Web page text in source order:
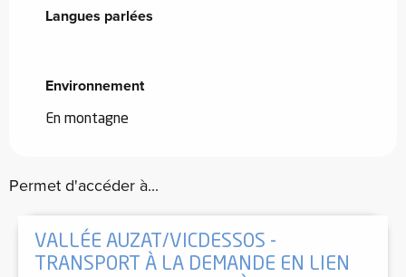
Langues parlées
Langues parlées
Environnement
Environnement
En montagne
Permet d'accéder à...
VALLÉE AUZAT/VICDESSOS -
TRANSPORT À LA DEMANDE EN LIEN